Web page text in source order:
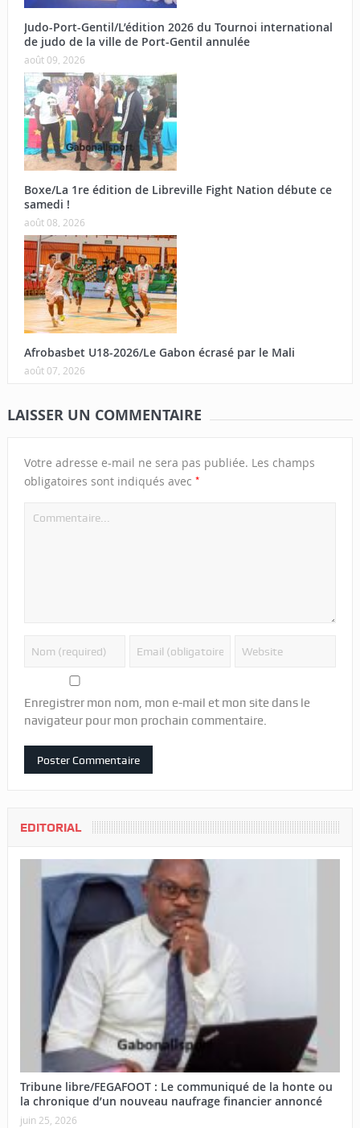
Judo-Port-Gentil/L’édition 2026 du Tournoi international
de judo de la ville de Port-Gentil annulée
août 09, 2026
Boxe/La 1re édition de Libreville Fight Nation débute ce
samedi !
août 08, 2026
Afrobasbet U18-2026/Le Gabon écrasé par le Mali
août 07, 2026
LAISSER UN COMMENTAIRE
Votre adresse e-mail ne sera pas publiée. Les champs
obligatoires sont indiqués avec *
Enregistrer mon nom, mon e-mail et mon site dans le
navigateur pour mon prochain commentaire.
EDITORIAL
Tribune libre/FEGAFOOT : Le communiqué de la honte ou
la chronique d’un nouveau naufrage financier annoncé
juin 25, 2026